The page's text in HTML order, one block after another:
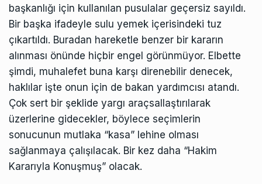
başkanlığı için kullanılan pusulalar geçersiz sayıldı.
Bir başka ifadeyle sulu yemek içerisindeki tuz
çıkartıldı. Buradan hareketle benzer bir kararın
alınması önünde hiçbir engel görünmüyor. Elbette
şimdi, muhalefet buna karşı direnebilir denecek,
haklılar işte onun için de bakan yardımcısı atandı.
Çok sert bir şeklide yargı araçsallaştırılarak
üzerlerine gidecekler, böylece seçimlerin
sonucunun mutlaka “kasa” lehine olması
sağlanmaya çalışılacak. Bir kez daha “Hakim
Kararıyla Konuşmuş” olacak.